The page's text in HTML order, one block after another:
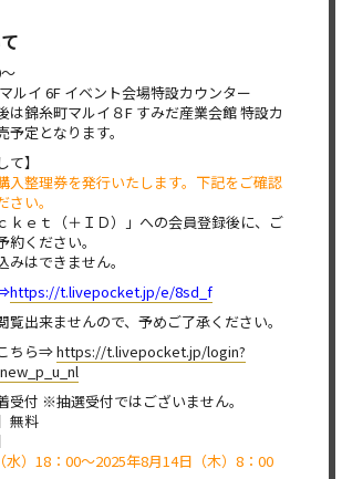
ルイ 6F イベント会場特設カウンター
錦糸町マルイ８F すみだ産業会館 特設カ
定となります。
て】
入整理券を発行いたします。下記をご確認
い。
ｋｅｔ（＋ＩＤ）」への会員登録後に、ご
ください。
はできません。
https://t.livepocket.jp/e/8sd_f
出来ませんので、予めご了承ください。
ちら⇒https://t.livepocket.jp/login?
受付 ※抽選受付ではございません。
無料
水）18：00～2025年8月14日（木）8：00